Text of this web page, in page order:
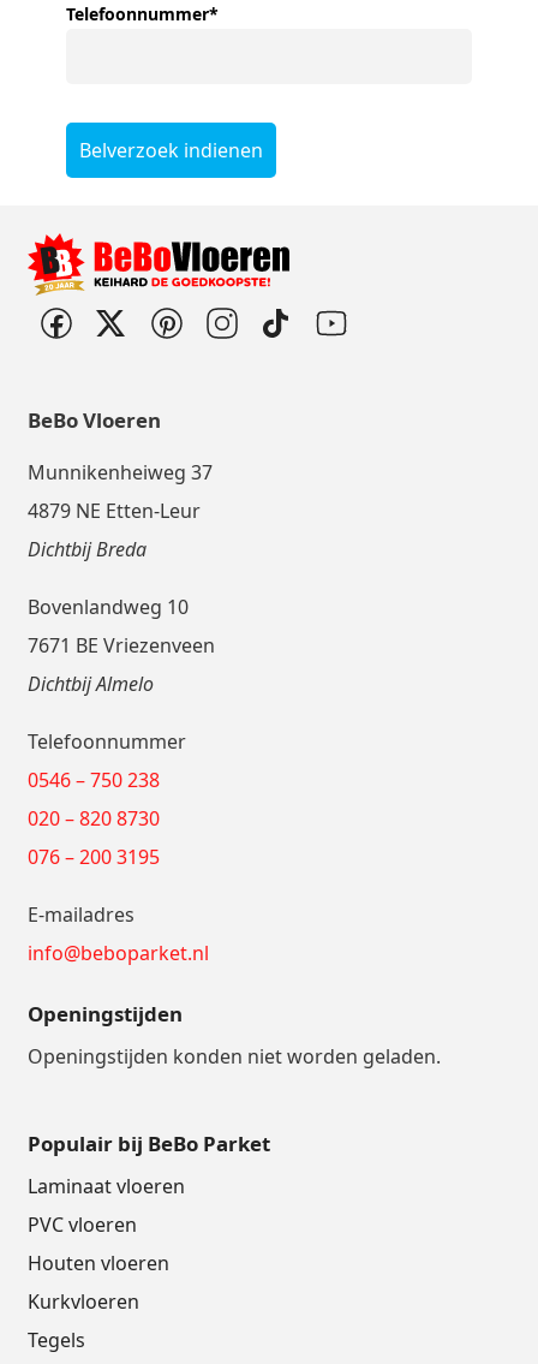
Telefoonnummer*
Belverzoek indienen
BeBo Vloeren
Munnikenheiweg 37
4879 NE Etten-Leur
Dichtbij Breda
Bovenlandweg 10
7671 BE Vriezenveen
Dichtbij Almelo
Telefoonnummer
0546 – 750 238
020 – 820 8730
076 – 200 3195
E-mailadres
info@beboparket.nl
Openingstijden
Openingstijden konden niet worden geladen.
Populair bij BeBo Parket
Laminaat vloeren
PVC vloeren
Houten vloeren
Kurkvloeren
Tegels